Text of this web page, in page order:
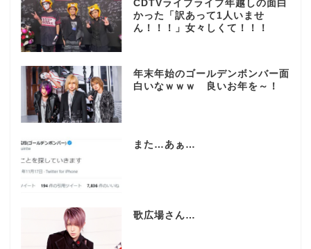
CDTVライブライブ年越しの面白
かった「訳あって1人いませ
ん！！！」女々しくて！！！
年末年始のゴールデンボンバー面
白いなｗｗｗ 良いお年を～！
また…あぁ…
歌広場さん…